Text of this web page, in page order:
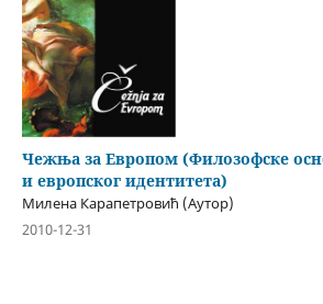
Чежња за Европом (Филозофске
и европског идентитета)
Милена Карапетровић (Аутор)
2010-12-31